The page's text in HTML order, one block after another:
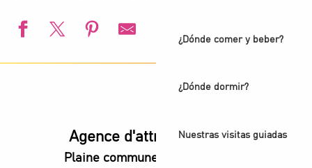
¿Dónde comer y beber?
¿Dónde dormir?
Nuestras visitas guiadas
Visite guidée - Ciné-balade aux Puces
Campeonatos de Europa de natación de Paris 2026
Visite guidée - L'ancienne abbaye royale, coeur battant du
Animation estivale - Bel Été à Saint-Denis
Agence d'attractivité POP
Plaine commune vous Ouvre ses